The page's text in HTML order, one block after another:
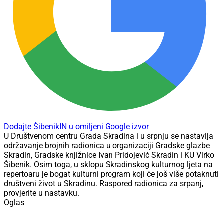
Dodajte ŠibenikIN u omiljeni Google izvor
U Društvenom centru Grada Skradina i u srpnju se nastavlja
održavanje brojnih radionica u organizaciji Gradske glazbe
Skradin, Gradske knjižnice Ivan Pridojević Skradin i KU Virko
Šibenik. Osim toga, u sklopu Skradinskog kulturnog ljeta na
repertoaru je bogat kulturni program koji će još više potaknuti
društveni život u Skradinu. Raspored radionica za srpanj,
provjerite u nastavku.
Oglas